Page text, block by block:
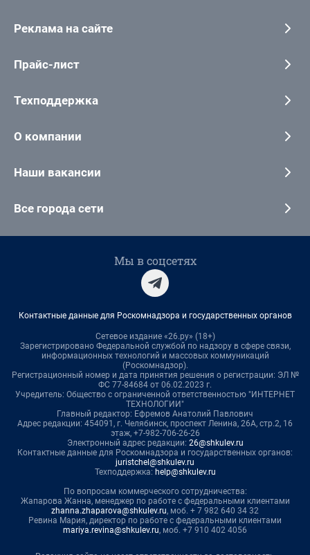
Реклама на сайте
Прайс-лист
Техподдержка
О компании
Наши вакансии
Все города сети
Мы в соцсетях
Контактные данные для Роскомнадзора и государственных органов
Сетевое издание «26.ру» (18+)
Зарегистрировано Федеральной службой по надзору в сфере связи,
информационных технологий и массовых коммуникаций
(Роскомнадзор).
Регистрационный номер и дата принятия решения о регистрации: ЭЛ №
ФС 77-84684 от 06.02.2023 г.
Учредитель: Общество с ограниченной ответственностью "ИНТЕРНЕТ
ТЕХНОЛОГИИ"
Главный редактор: Ефремов Анатолий Павлович
Адрес редакции: 454091, г. Челябинск, проспект Ленина, 26А, стр.2, 16
этаж, +7-982-706-26-26
Электронный адрес редакции: 26@shkulev.ru
Контактные данные для Роскомнадзора и государственных органов:
juristchel@shkulev.ru
Техподдержка: help@shkulev.ru
По вопросам коммерческого сотрудничества:
Жапарова Жанна, менеджер по работе с федеральными клиентами
zhanna.zhaparova@shkulev.ru, моб. + 7 982 640 34 32
Ревина Мария, директор по работе с федеральными клиентами
mariya.revina@shkulev.ru, моб. +7 910 402 4056